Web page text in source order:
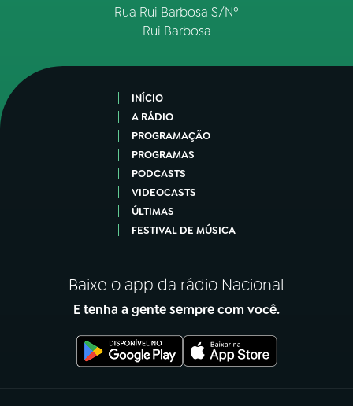
Rua Rui Barbosa S/Nº
Rui Barbosa
INÍCIO
A RÁDIO
PROGRAMAÇÃO
PROGRAMAS
PODCASTS
VIDEOCASTS
ÚLTIMAS
FESTIVAL DE MÚSICA
Baixe o app da rádio Nacional
E tenha a gente sempre com você.